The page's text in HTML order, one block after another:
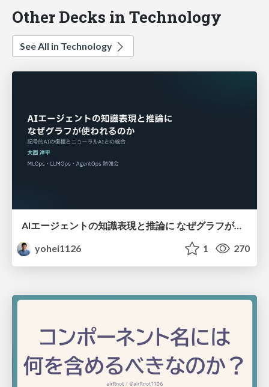
Other Decks in Technology
See All in Technology
AIエージェントの知識表現と推論に なぜグラフが使われるのか - 記号的AIの復権とニューラルAIとの統合
yohei1126
1 270